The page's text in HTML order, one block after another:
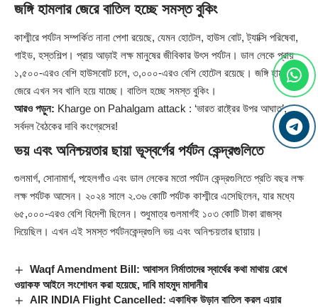
জঙ্গি হামলার জেরে বাতিল হচ্ছে সমস্ত বুকিং
কাশ্মীরে পর্যটন সম্পর্কিত নানা পেশা রয়েছে, যেমন হোটেল, হাউস বোট, ট্যাক্সি পরিষেবা,
গাইড, হস্তশিল্প। প্রায় আড়াই লক্ষ মানুষের জীবিকার উৎস পর্যটন। ডাল লেকে প্রায়
১,৫০০-এরও বেশি হাউসবোট চলে, ৩,০০০-এরও বেশি হোটেল রয়েছে। জঙ্গি হামলার
জেরে এখন সব খালি হয়ে যাচ্ছে। বাতিল হচ্ছে সমস্ত বুকিং।
আরও পড়ুন: Kharge on Pahalgam attack : ‘ভারত রাষ্ট্রের উপর আঘাত’,
সর্বদল বৈঠকের দাবি কংগ্রেসের!
ভয় এবং অনিশ্চয়তার ছায়া ভূস্বর্গের পর্যটন কেন্দ্রগুলিতে
গুলমার্গ, সোনামার্গ, পহেলগাঁও এবং ডাল লেকের মতো পর্যটন কেন্দ্রগুলিতে প্রতি বছর লক্ষ
লক্ষ পর্যটক আসেন। ২০২৪ সালে ২.৩৬ কোটি পর্যটক কাশ্মীরে এসেছিলেন, যার মধ্যে
৬৫,০০০-এরও বেশি বিদেশী ছিলেন। শুধুমাত্র গুলমার্গই ১০৩ কোটি টাকা রাজস্ব
দিয়েছিল। এখন এই সমস্ত পর্যটনকেন্দ্রগুলি ভয় এবং অনিশ্চয়তার ছায়ায়।
Waqf Amendment Bill: আবাসন নির্মাতাদের স্বার্থের কথা মাথায় রেখে
ওয়াকফ আইনে সংশোধন করা হয়েছে, দাবি মাহমুদ মাদানীর
AIR INDIA Flight Cancelled: একাধিক উড়ান বাতিল করল এয়ার